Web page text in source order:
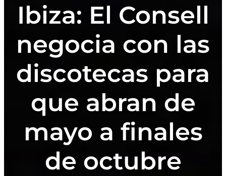
Ibiza: El Consell
negocia con las
discotecas para
que abran de
mayo a finales
de octubre